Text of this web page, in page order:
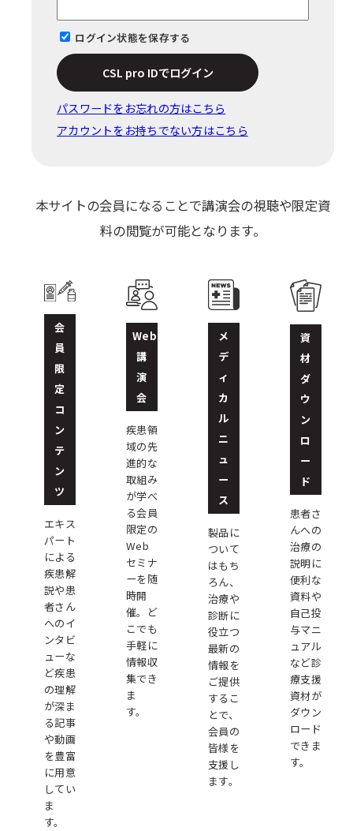
ログイン状態を保存する
CSL pro IDでログイン
パスワードをお忘れの⽅はこちら
アカウントをお持ちでない方はこちら
本サイトの会員になることで講演会の視聴や限定資
料の閲覧が可能となります。
会
員
限
定
コ
ン
テ
ン
ツ
エキス
パート
による
疾患解
説や患
者さん
へのイ
ンタビ
ューな
ど疾患
の理解
が深ま
る記事
や動画
を豊富
に用意
してい
ま
す。
Web
講
演
会
疾患領
域の先
進的な
取組み
が学べ
る会員
限定の
Web
セミナ
ーを随
時開
催。ど
こでも
手軽に
情報収
集でき
ま
す。
メ
デ
ィ
カ
ル
ニ
ュ
ー
ス
製品に
ついて
はもち
ろん、
治療や
診断に
役立つ
最新の
情報を
ご提供
するこ
とで、
会員の
皆様を
支援し
ます。
資
材
ダ
ウ
ン
ロ
ー
ド
患者さ
んへの
治療の
説明に
便利な
資料や
自己投
与マニ
ュアル
など診
療支援
資材が
ダウン
ロード
できま
す。